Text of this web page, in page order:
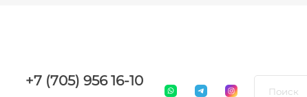
+7 (705) 956 16-10